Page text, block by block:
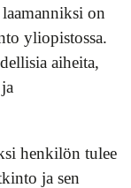
on
yliopistossa.
aiheita,
henkilön tulee
ja sen